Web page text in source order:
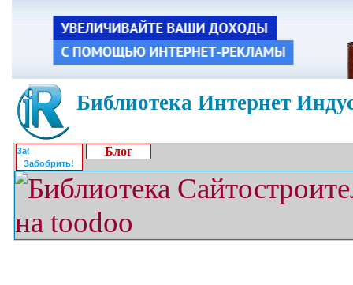
Библиотека Интернет
Забобрить!
Блог